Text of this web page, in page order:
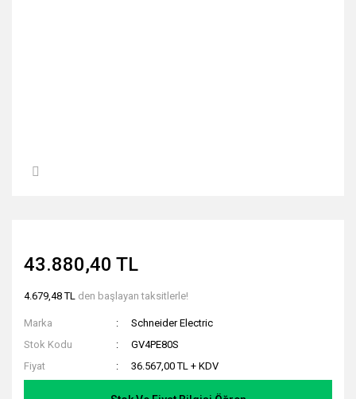
43.880,40 TL
4.679,48 TL den başlayan taksitlerle!
Marka
Schneider Electric
Stok Kodu
GV4PE80S
Fiyat
36.567,00 TL + KDV